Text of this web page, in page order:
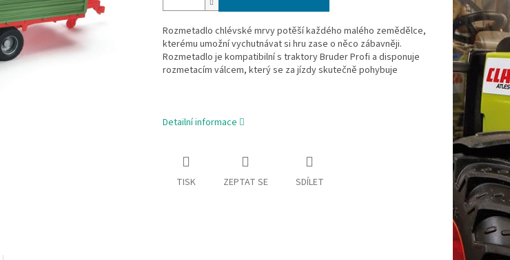
Rozmetadlo chlévské mrvy potěší každého malého zemědělce,
kterému umožní vychutnávat si hru zase o něco zábavněji.
Rozmetadlo je kompatibilní s traktory Bruder Profi a disponuje
rozmetacím válcem, který se za jízdy skutečně pohybuje
Detailní informace
TISK ZEPTAT SE SDÍLET